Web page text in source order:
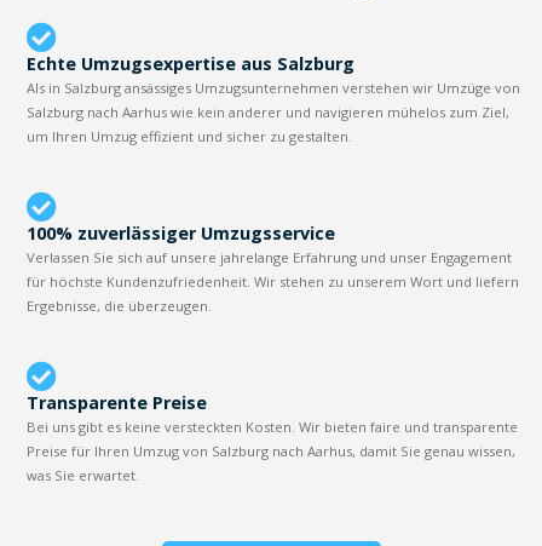
Echte Umzugsexpertise aus Salzburg
Als in Salzburg ansässiges Umzugsunternehmen verstehen wir Umzüge von
Salzburg nach Aarhus wie kein anderer und navigieren mühelos zum Ziel,
um Ihren Umzug effizient und sicher zu gestalten.
100% zuverlässiger Umzugsservice
Verlassen Sie sich auf unsere jahrelange Erfahrung und unser Engagement
für höchste Kundenzufriedenheit. Wir stehen zu unserem Wort und liefern
Ergebnisse, die überzeugen.
Transparente Preise
Bei uns gibt es keine versteckten Kosten. Wir bieten faire und transparente
Preise für Ihren Umzug von Salzburg nach Aarhus, damit Sie genau wissen,
was Sie erwartet.